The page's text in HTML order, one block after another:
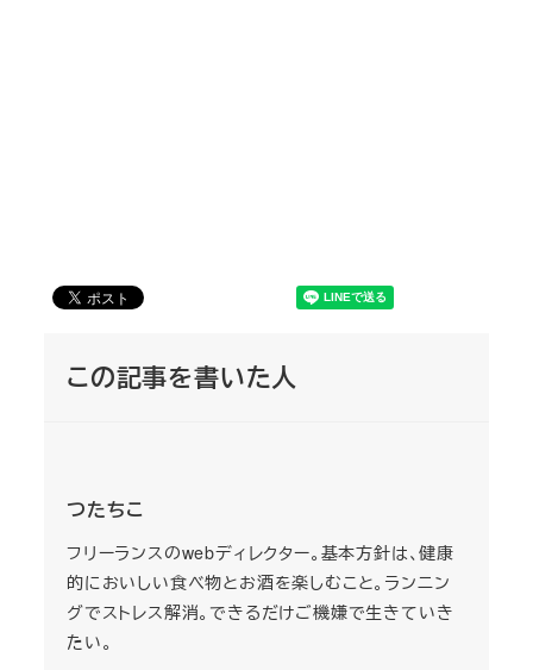
この記事を書いた人
つたちこ
フリーランスのwebディレクター。基本方針は、健康
的においしい食べ物とお酒を楽しむこと。ランニン
グでストレス解消。できるだけご機嫌で生きていき
たい。